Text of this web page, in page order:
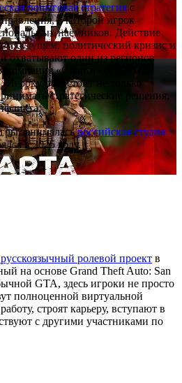
пошаговая стратегияс
в которой игрок
наёмников. Действие
будущем: политический кризис и
охватывают один из регионов
«Спарта» берётся за
предстоит не только
стратегические решения,
занималасьроссийская студия
в 2025 году.
ролевой проект в
на основе Grand Theft Auto: San
GTA, здесь игроки не просто
полноценной виртуальной
строят карьеру, вступают в
с другими участниками по